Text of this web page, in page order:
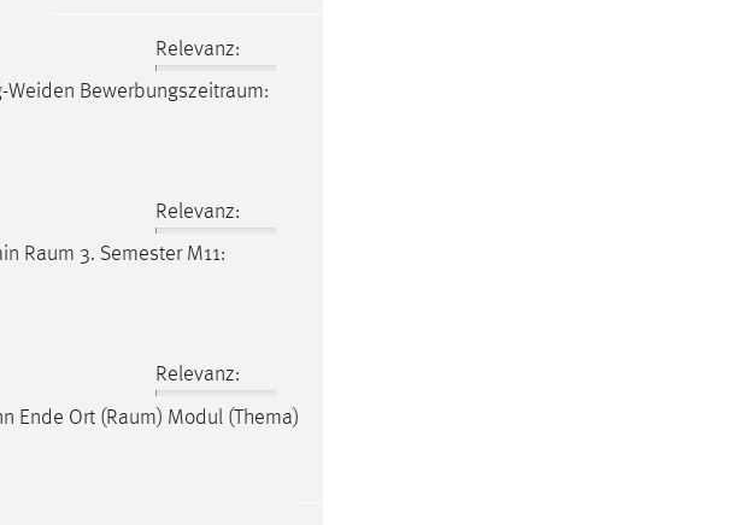
Relevanz:
Weiden Bewerbungszeitraum:
Relevanz:
Raum 3. Semester M11:
Relevanz:
Ende Ort (Raum) Modul (Thema)